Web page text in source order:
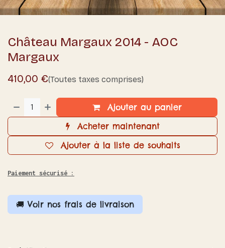
Château Margaux 2014 - AOC
Margaux
410,00 €(Toutes taxes comprises)
Ajouter au panier
Acheter maintenant
Ajouter à la liste de souhaits
Paiement sécurisé :
🚚 Voir nos frais de livraison